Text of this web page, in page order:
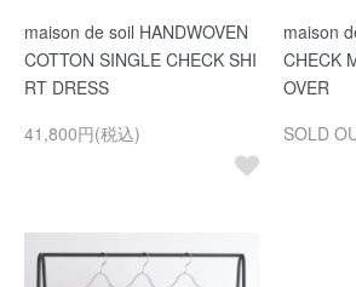
maison de soil HANDWOVEN
COTTON SINGLE CHECK SHI
RT DRESS
41,800円(税込)
maison
CHECK
OVER
SOLD